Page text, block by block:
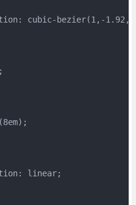
cubic-bezier(1,-
linear;